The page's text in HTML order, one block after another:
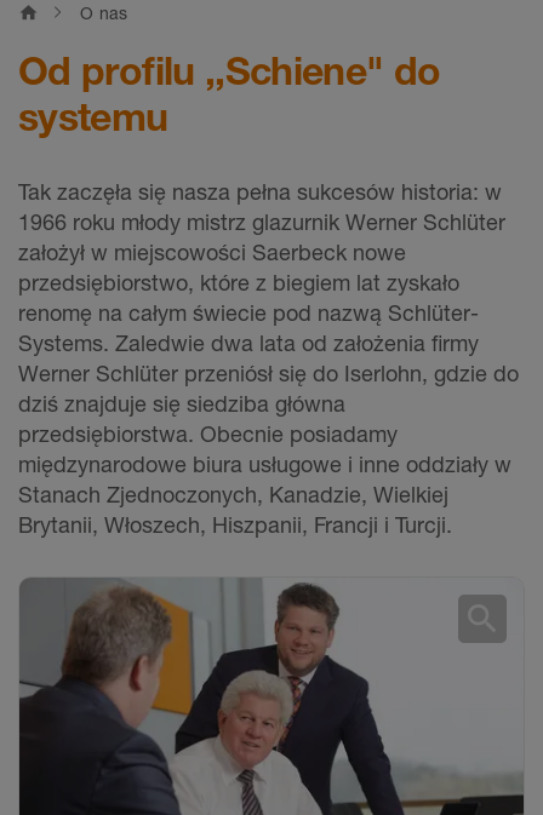
home O nas
Od profilu ,,Schiene" do
systemu
Tak zaczęła się nasza pełna sukcesów historia: w
1966 roku młody mistrz glazurnik Werner Schlüter
założył w miejscowości Saerbeck nowe
przedsiębiorstwo, które z biegiem lat zyskało
renomę na całym świecie pod nazwą Schlüter-
Systems. Zaledwie dwa lata od założenia firmy
Werner Schlüter przeniósł się do Iserlohn, gdzie do
dziś znajduje się siedziba główna
przedsiębiorstwa. Obecnie posiadamy
międzynarodowe biura usługowe i inne oddziały w
Stanach Zjednoczonych, Kanadzie, Wielkiej
Brytanii, Włoszech, Hiszpanii, Francji i Turcji.
search